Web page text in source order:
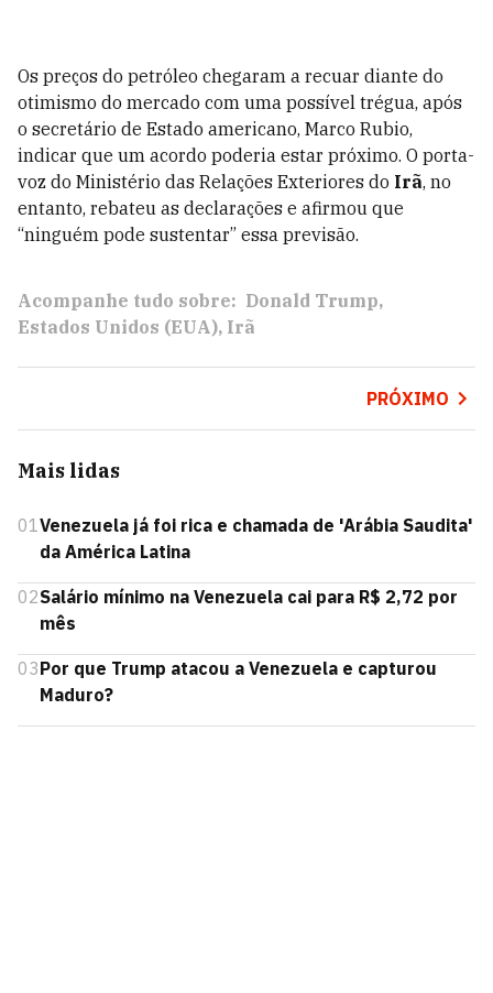
Os preços do petróleo chegaram a recuar diante do
otimismo do mercado com uma possível trégua, após
o secretário de Estado americano, Marco Rubio,
indicar que um acordo poderia estar próximo. O porta-
voz do Ministério das Relações Exteriores do Irã, no
entanto, rebateu as declarações e afirmou que
“ninguém pode sustentar” essa previsão.
Acompanhe tudo sobre: Donald Trump
Estados Unidos (EUA) Irã
PRÓXIMO
Mais lidas
01 Venezuela já foi rica e chamada de 'Arábia Saudita'
da América Latina
02Salário mínimo na Venezuela cai para R$ 2,72 por
mês
03Por que Trump atacou a Venezuela e capturou
Maduro?